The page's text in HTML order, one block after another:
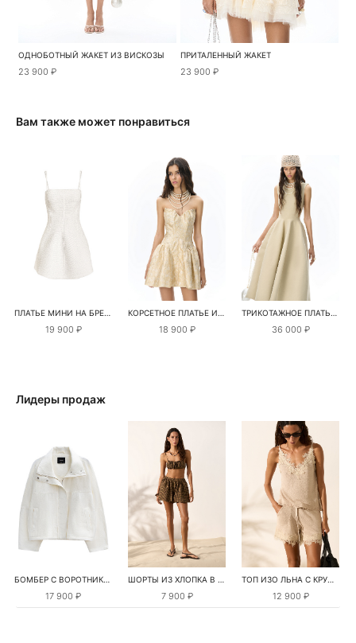
ОДНОБОТНЫЙ ЖАКЕТ ИЗ ВИСКОЗЫ
23 900 ₽
ПРИТАЛЕННЫЙ ЖАКЕТ
23 900 ₽
Вам также может понравиться
ПЛАТЬЕ МИНИ НА БРЕТЕЛЯХ
19 900 ₽
КОРСЕТНОЕ ПЛАТЬЕ ИЗ ЖАККАРДА
18 900 ₽
ТРИКОТАЖНОЕ ПЛАТЬЕ МИДИ С ЛЮРЕКСОМ
36 000 ₽
Лидеры продаж
БОМБЕР С ВОРОТНИКОМ-СТОЙКОЙ
17 900 ₽
ШОРТЫ ИЗ ХЛОПКА В КЛЕТКУ
7 900 ₽
ТОП ИЗО ЛЬНА С КРУЖЕВОМ
12 900 ₽